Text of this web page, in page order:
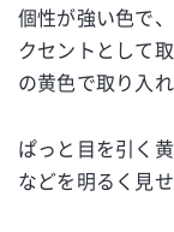
個性が強い色で
クセントとして
の黄色で取り入
ぱっと目を引く
などを明るく見